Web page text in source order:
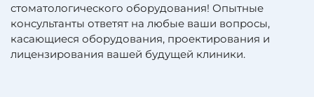
стоматологического оборудования! Опытные
консультанты ответят на любые ваши вопросы,
касающиеся оборудования, проектирования и
лицензирования вашей будущей клиники.